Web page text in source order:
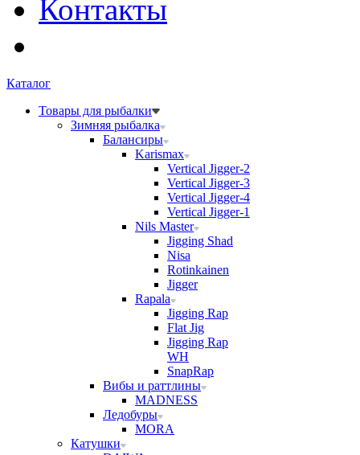
Контакты
Каталог
Товары для рыбалки
Зимняя рыбалка
Балансиры
Karismax
Vertical Jigger-2
Vertical Jigger-3
Vertical Jigger-4
Vertical Jigger-1
Nils Master
Jigging Shad
Nisa
Rotinkainen
Jigger
Rapala
Jigging Rap
Flat Jig
Jigging Rap
WH
SnapRap
Вибы и раттлины
MADNESS
Ледобуры
MORA
Катушки